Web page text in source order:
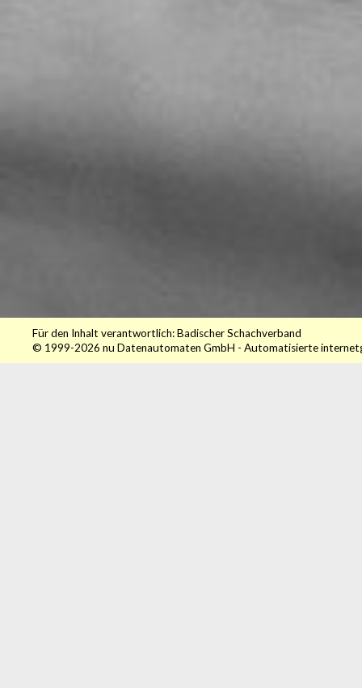
Für den Inhalt verantwortlich: Badischer Schachverband
© 1999-2026 nu Datenautomaten GmbH - Automatisierte